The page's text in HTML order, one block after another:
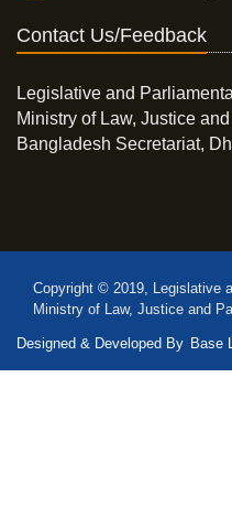
Contact Us/Feedback
Legislative and
Ministry of Law, Justice
Bangladesh Secretariat,
Copyright © 2019, Legislative
Ministry of Law, Justice and
Designed & Developed By Base